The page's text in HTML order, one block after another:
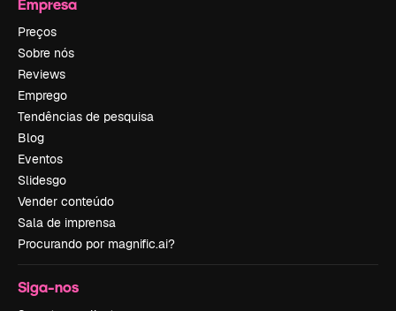
Empresa
Preços
Sobre nós
Reviews
Emprego
Tendências de pesquisa
Blog
Eventos
Slidesgo
Vender conteúdo
Sala de imprensa
Procurando por magnific.ai?
Siga-nos